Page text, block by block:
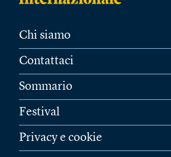
Chi siamo
Contattaci
Sommario
Festival
Privacy e cookie